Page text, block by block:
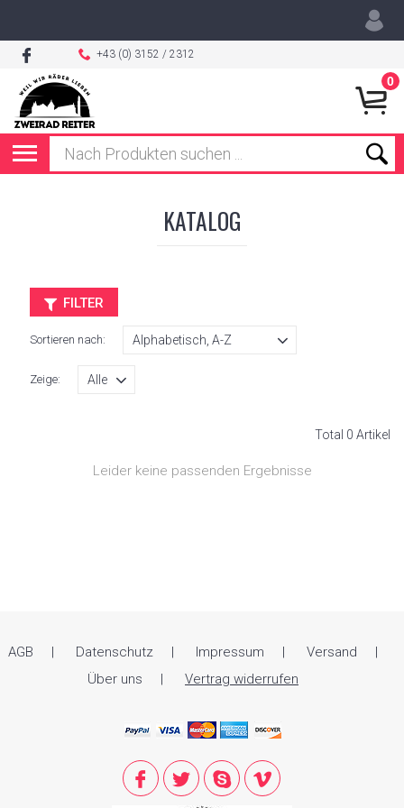
+43 (0) 3152 / 2312
0
KATALOG
FILTER
Sortieren nach:
Zeige:
Total 0 Artikel
Leider keine passenden Ergebnisse
AGB Datenschutz Impressum
Versand
Über uns
Vertrag widerrufen